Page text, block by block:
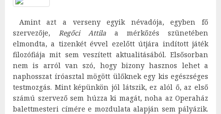
Amint azt a verseny egyik névadója, egyben fő
szervezője, Regőci Attila a mérkőzés szünetében
elmondta, a tizenkét évvel ezelőtt útjára indított játék
filozófiája mit sem veszített aktualitásából. Elsősorban
nem is arról van szó, hogy bizony hasznos lehet a
naphosszat íróasztal mögött ülőknek egy kis egészséges
testmozgás. Mint képünkön jól látszik, ez alól ő, az első
számú szervező sem húzza ki magát, noha az Operaház
balettmesteri címére e mozdulata alapján sem pályázik.